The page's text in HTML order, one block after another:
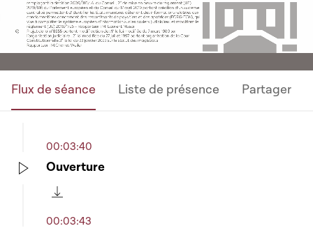
Video
Flux de séance Liste de présence Partager
00:03:40
Ouverture
00:03:43